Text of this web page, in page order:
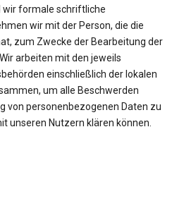
wir formale schriftliche
wir mit der Person, die die
zum Zwecke der Bearbeitung der
arbeiten mit den jeweils
einschließlich der lokalen
um alle Beschwerden
von personenbezogenen Daten zu
unseren Nutzern klären können.